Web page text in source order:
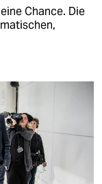
Chance. Die